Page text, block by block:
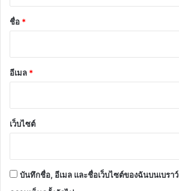
*
ชื่อ *
อีเมล *
เว็บไซต์
บันทึกชื่อ, อีเมล และชื่อเว็บไซต์ของฉันบนเบรา